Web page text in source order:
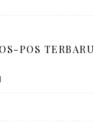
POS TERBARU